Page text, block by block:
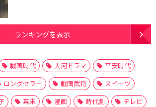
ランキングを表示
戦国時代 大河ドラマ
平安時代
ロングセラー 戦国武将
スイーツ
幕末 漫画 時代劇
テレビ